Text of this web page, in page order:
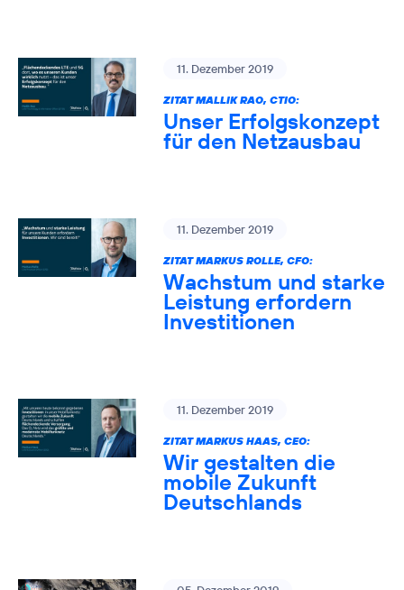
11. Dezember 2019
ZITAT MALLIK RAO, CTIO:
Unser Erfolgskonzept
für den Netzausbau
11. Dezember 2019
ZITAT MARKUS ROLLE, CFO:
Wachstum und starke
Leistung erfordern
Investitionen
11. Dezember 2019
ZITAT MARKUS HAAS, CEO:
Wir gestalten die
mobile Zukunft
Deutschlands